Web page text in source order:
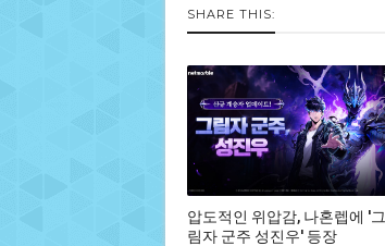
SHARE THIS:
압도적인 위압감, 나혼렙에 '그
림자 군주 성진우' 등장